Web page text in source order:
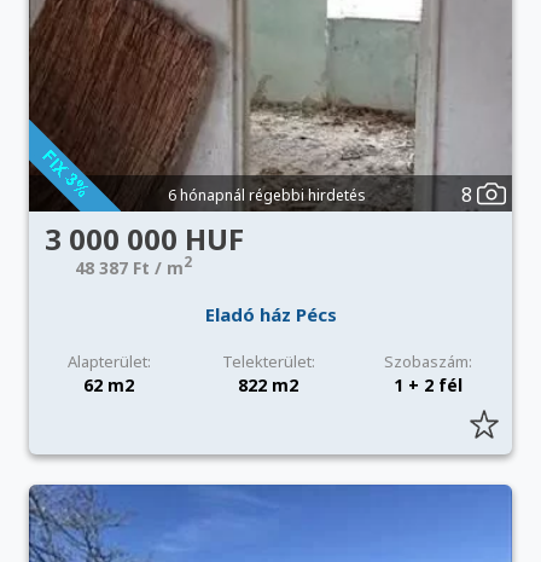
6 hónapnál régebbi hirdetés 8
3 000 000 HUF
48 387 Ft / m2
Eladó ház Pécs
Alapterület: Telekterület: Szobaszám:
62 m2 822 m2 1 + 2 fél